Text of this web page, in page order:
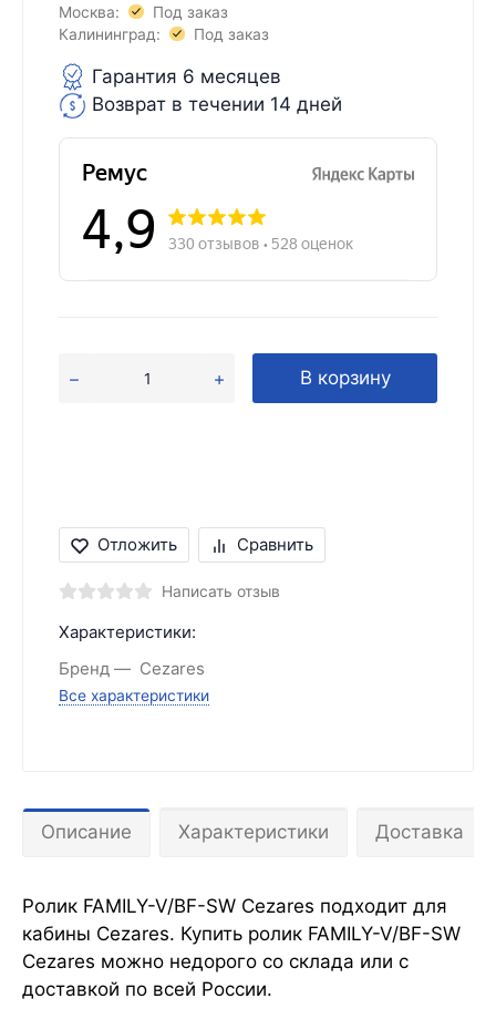
Москва:
Под заказ
Калининград:
Под заказ
Гарантия 6 месяцев
Возврат в течении 14 дней
В корзину
Отложить Сравнить
Написать отзыв
Характеристики:
Бренд
Cezares
Все характеристики
Описание Характеристики Доставка
Ролик FAMILY-V/BF-SW Cezares подходит для
кабины Cezares. Купить ролик FAMILY-V/BF-SW
Cezares можно недорого со склада или с
доставкой по всей России.